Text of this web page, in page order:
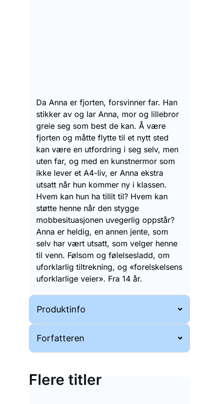
Da Anna er fjorten, forsvinner far. Han
stikker av og lar Anna, mor og lillebror
greie seg som best de kan. Å være
fjorten og måtte flytte til et nytt sted
kan være en utfordring i seg selv, men
uten far, og med en kunstnermor som
ikke lever et A4-liv, er Anna ekstra
utsatt når hun kommer ny i klassen.
Hvem kan hun ha tillit til? Hvem kan
støtte henne når den stygge
mobbesituasjonen uvegerlig oppstår?
Anna er heldig, en annen jente, som
selv har vært utsatt, som velger henne
til venn. Følsom og følelsesladd, om
uforklarlig tiltrekning, og «forelskelsens
uforklarlige veier». Fra 14 år.
Produktinfo
Forfatteren
Flere titler